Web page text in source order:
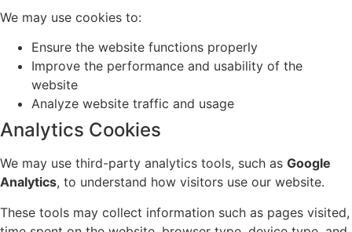
We may use cookies to:
Ensure the website functions properly
Improve the performance and usability of the
website
Analyze website traffic and usage
Analytics Cookies
We may use third-party analytics tools, such as Google
Analytics, to understand how visitors use our website.
These tools may collect information such as pages visited,